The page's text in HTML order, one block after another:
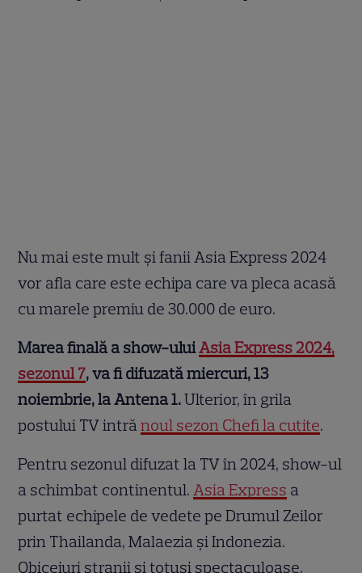
Nu mai este mult și fanii Asia Express 2024
vor afla care este echipa care va pleca acasă
cu marele premiu de 30.000 de euro.
Marea finală a show-uluiAsia Express 2024,
sezonul 7, va fi difuzată miercuri, 13
noiembrie, la Antena 1.Ulterior, în grila
postului TV intrănoul sezon Chefi la cuțite.
Pentru sezonul difuzat la TV în 2024, show-ul
a schimbat continentul. Asia Express a
purtat echipele de vedete pe Drumul Zeilor
prin Thailanda, Malaezia și Indonezia.
Obiceiuri stranii și totuși spectaculoase,